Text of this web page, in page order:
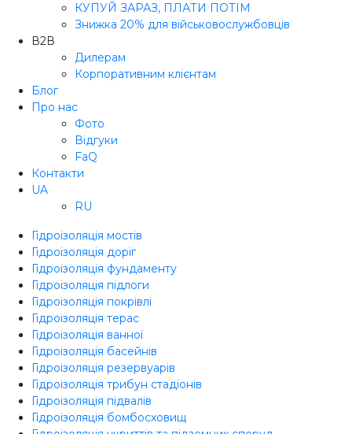
КУПУЙ ЗАРАЗ, ПЛАТИ ПОТІМ
Знижка 20% для військовослужбовців
В2В
Дилерам
Корпоративним клієнтам
Блог
Про нас
Фото
Відгуки
FaQ
Контакти
UA
RU
Гідроізоляція мостів
Гідроізоляція доріг
Гідроізоляція фундаменту
Гідроізоляція підлоги
Гідроізоляція покрівлі
Гідроізоляція терас
Гідроізоляція ванної
Гідроізоляція басейнів
Гідроізоляція резервуарів
Гідроізоляція трибун стадіонів
Гідроізоляція підвалів
Гідроізоляція бомбосховищ